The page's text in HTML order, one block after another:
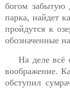
богом забытую
парка, найдет
пройдутся к
обозначенные
На деле всё
воображение.
обступил